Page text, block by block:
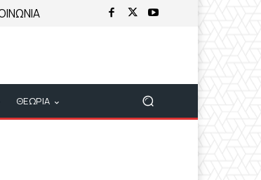
ΘΕΩΡΙΑ